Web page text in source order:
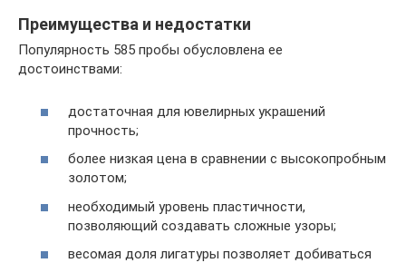
Преимущества и недостатки
Популярность 585 пробы обусловлена ее
достоинствами:
достаточная для ювелирных украшений
прочность;
более низкая цена в сравнении с высокопробным
золотом;
необходимый уровень пластичности,
позволяющий создавать сложные узоры;
весомая доля лигатуры позволяет добиваться